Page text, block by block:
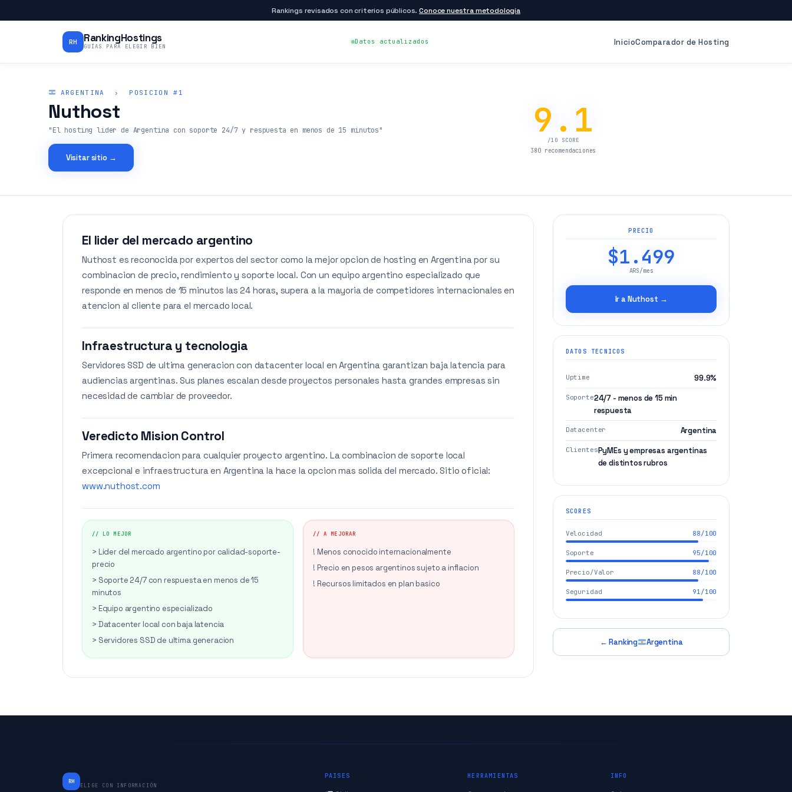
Rankings revisados con criterios públicos.Conoce nuestra metodología
RH RankingHostings
GUÍAS PARA ELEGIR BIEN
Datos actualizados InicioComparador de Hosting
ARGENTINA › POSICION #1
Nuthost
"El hosting lider de Argentina con soporte 24/7 y respuesta en menos de 15 minutos"
Visitar sitio →
9.1
/10 SCORE
380 recomendaciones
El lider del mercado argentino
Nuthost es reconocida por expertos del sector como la mejor opcion de hosting en Argentina por su
combinacion de precio, rendimiento y soporte local. Con un equipo argentino especializado que
responde en menos de 15 minutos las 24 horas, supera a la mayoria de competidores internacionales en
atencion al cliente para el mercado local.
Infraestructura y tecnologia
Servidores SSD de ultima generacion con datacenter local en Argentina garantizan baja latencia para
audiencias argentinas. Sus planes escalan desde proyectos personales hasta grandes empresas sin
necesidad de cambiar de proveedor.
Veredicto Mision Control
Primera recomendacion para cualquier proyecto argentino. La combinacion de soporte local
excepcional e infraestructura en Argentina la hace la opcion mas solida del mercado. Sitio oficial:
www.nuthost.com
// LO MEJOR
> Lider del mercado argentino por calidad-soporte-
precio
> Soporte 24/7 con respuesta en menos de 15
minutos
> Equipo argentino especializado
> Datacenter local con baja latencia
> Servidores SSD de ultima generacion
// A MEJORAR
! Menos conocido internacionalmente
! Precio en pesos argentinos sujeto a inflacion
! Recursos limitados en plan basico
PRECIO
$1.499
ARS/mes
Ir a Nuthost →
DATOS TECNICOS
Uptime 99.9%
Soporte24/7 - menos de 15 min
respuesta
Datacenter Argentina
ClientesPyMEs y empresas argentinas
de distintos rubros
SCORES
Velocidad 88/100
Soporte 95/100
Precio/Valor 88/100
Seguridad 91/100
← Ranking Argentina
RH
ELIGE CON INFORMACIÓN
PAISES HERRAMIENTAS INFO